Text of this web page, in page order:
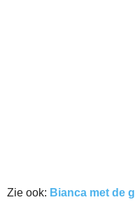
Zie ook: Bianca met de